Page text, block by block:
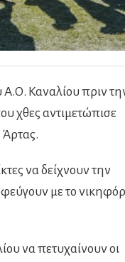
Α.Ο. Καναλίου πριν
χθες αντιμετώπισε
Άρτας.
να δείχνουν την
με το
να πετυχαίνουν οι